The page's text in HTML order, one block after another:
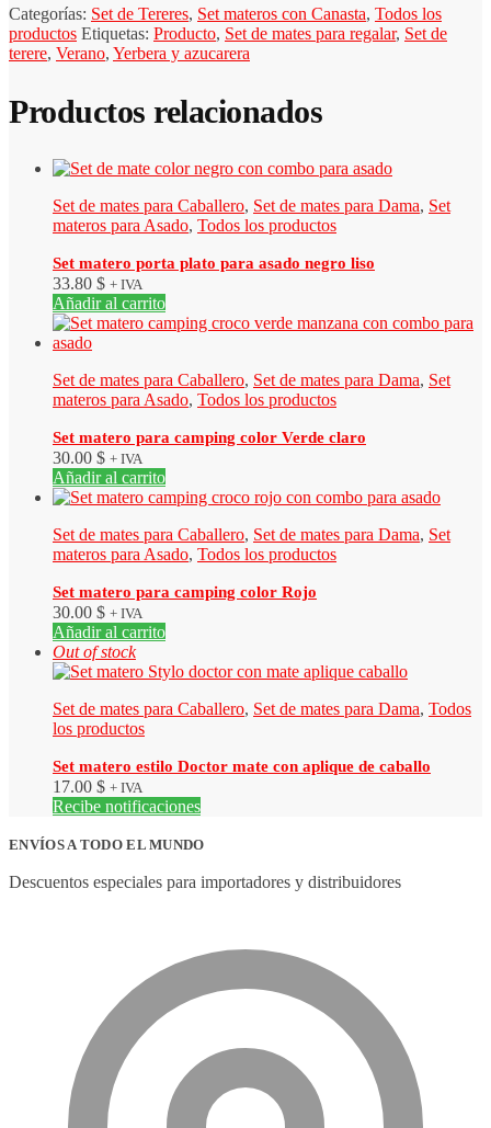
Categorías: Set de Tereres, Set materos con Canasta, Todos los
productos Etiquetas: Producto, Set de mates para regalar, Set de
terere, Verano, Yerbera y azucarera
Productos relacionados
Set de mates para Caballero, Set de mates para Dama, Set
materos para Asado, Todos los productos
Set matero porta plato para asado negro liso
33.80 $ + IVA
Añadir al carrito
Set de mates para Caballero, Set de mates para Dama, Set
materos para Asado, Todos los productos
Set matero para camping color Verde claro
30.00 $ + IVA
Añadir al carrito
Set de mates para Caballero, Set de mates para Dama, Set
materos para Asado, Todos los productos
Set matero para camping color Rojo
30.00 $ + IVA
Añadir al carrito
Out of stock
Set de mates para Caballero, Set de mates para Dama, Todos
los productos
Set matero estilo Doctor mate con aplique de caballo
17.00 $ + IVA
Recibe notificaciones
ENVÍOS A TODO EL MUNDO
Descuentos especiales para importadores y distribuidores